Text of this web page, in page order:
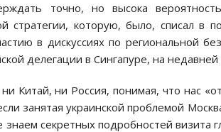
точно, но высока
стратегии, которую, было, списал в
в дискуссиях по региональной
делегации в Сингапуре, на
Китай, ни Россия, понимая, что нас
занятая украинской проблемой
знаем секретных подробностей визита